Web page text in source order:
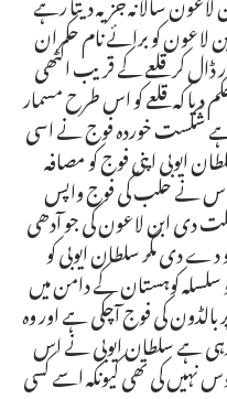
لاعون کو برائے نام حکمران
کر قلعے کے قریب اکٹھی
دیا کہ قلعے کو اس طرح مسمار
شکست خوردہ فوج نے اسی
ایوبی اپنی فوج کو مصافہ
نے حلب کی فوج واپس
دی ابن لاعون کی جو آدھی
دی مگر سلطان ایوبی کو
سلسلہ کوہستان کے دامن میں
کی فوج آچکی ہے اور وہ
ہے سلطان ایوبی نے اس
کی تھی کیونکہ اسے کسی